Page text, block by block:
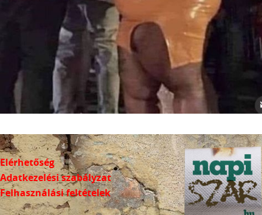
Elérhetőség
Adatkezelési szabályzat
Felhasználási feltételek